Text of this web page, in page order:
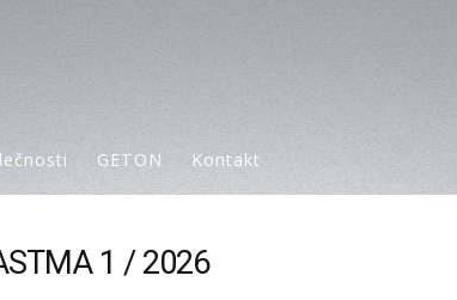
GETON Kontakt
1 / 2026